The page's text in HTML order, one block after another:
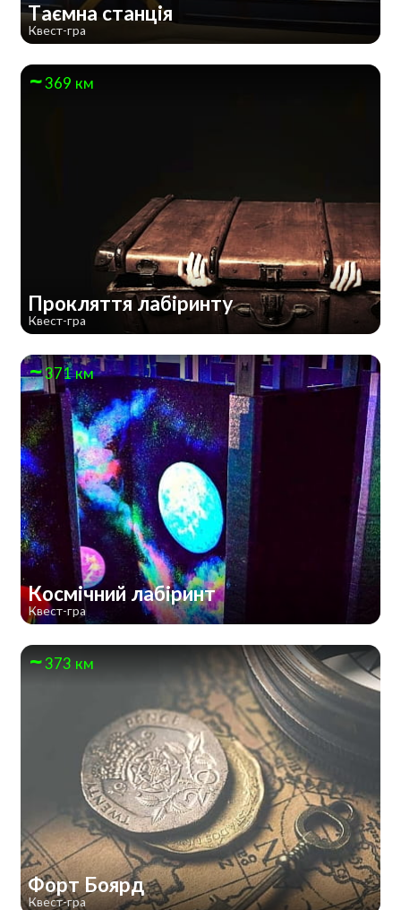
Таємна станція
Квест-гра
369 км
Прокляття лабіринту
Квест-гра
371 км
Космічний лабіринт
Квест-гра
373 км
Форт Боярд
Квест-гра